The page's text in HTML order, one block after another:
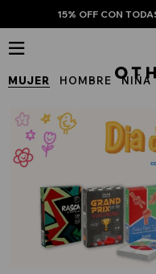
15% OFF CON
MUJER HOMBRE NIÑA
